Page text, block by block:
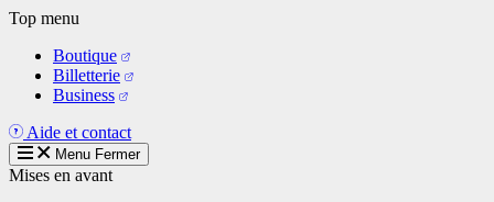
Aller
contenu
principal
Top menu
Boutique
Billetterie
Business
Aide et contact
Menu Fermer
Mises en avant